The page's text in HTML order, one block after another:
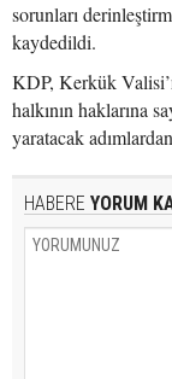
sorunları
kaydedildi.
KDP, Kerkük
halkının haklarına
yaratacak
HABERE YORUM